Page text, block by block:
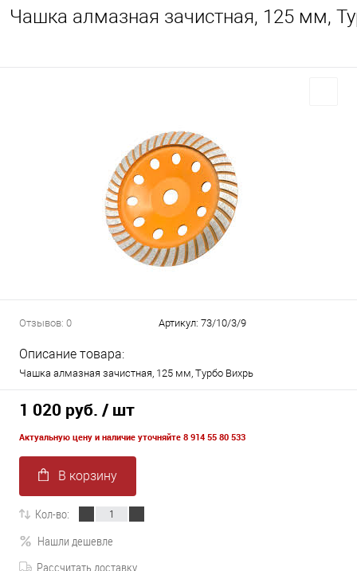
Чашка алмазная зачистная, 125 мм,
Отзывов: 0 Артикул: 73/10/3/9
Описание товара:
Чашка алмазная зачистная, 125 мм, Турбо Вихрь
1 020 руб. / шт
Актуальную цену и наличие уточняйте 8 914 55 80 533
В корзину
Кол-во:
Нашли дешевле
Рассчитать доставку